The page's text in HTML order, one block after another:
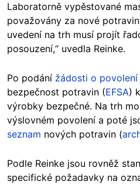
Laboratorně vypěstované
považovány za nové
uvedení na trh musí projít
posouzení,“ uvedla Reinke.
Po podání žádosti o povolení
bezpečnost potravin (EFSA)
výrobky bezpečné. Na trh
výslovném povolení a poté
seznam nových potravin (
Podle Reinke jsou rovněž
specifické požadavky na